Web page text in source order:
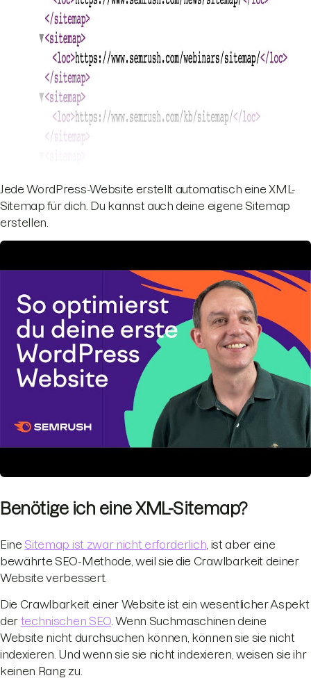
Jede WordPress-Website erstellt automatisch eine XML-
Sitemap für dich. Du kannst auch deine eigene Sitemap
erstellen.
Benötige ich eine XML-Sitemap?
Eine Sitemap ist zwar nicht erforderlich , ist aber eine
bewährte SEO-Methode, weil sie die Crawlbarkeit deiner
Website verbessert.
Die Crawlbarkeit einer Website ist ein wesentlicher Aspekt
der technischen SEO. Wenn Suchmaschinen deine
Website nicht durchsuchen können, können sie sie nicht
indexieren. Und wenn sie sie nicht indexieren, weisen sie ihr
keinen Rang zu.